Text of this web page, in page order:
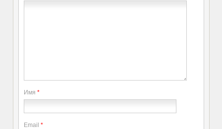
Имя *
Email *